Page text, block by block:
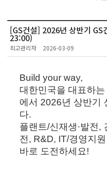
[GS건설] 2026년 상반기
23:00)
최고관리자 2026-03-09
Build your way,
대한민국을 대표하
에서 2026년 상반기
다.
플랜트/신재생·발전,
전, R&D, IT/경영지
바로 도전하세요!